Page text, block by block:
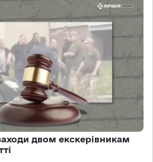
двом екскерівникам